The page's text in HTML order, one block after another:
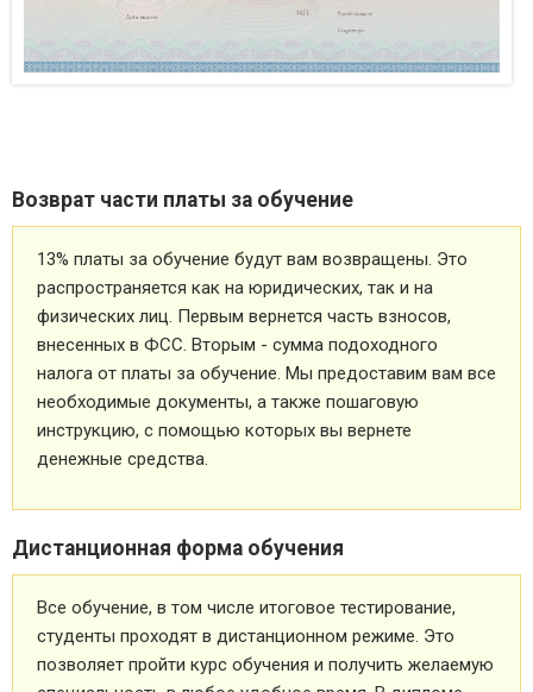
Возврат части платы за обучение
13% платы за обучение будут вам возвращены. Это
распространяется как на юридических, так и на
физических лиц. Первым вернется часть взносов,
внесенных в ФСС. Вторым - сумма подоходного
налога от платы за обучение. Мы предоставим вам все
необходимые документы, а также пошаговую
инструкцию, с помощью которых вы вернете
денежные средства.
Дистанционная форма обучения
Все обучение, в том числе итоговое тестирование,
студенты проходят в дистанционном режиме. Это
позволяет пройти курс обучения и получить желаемую